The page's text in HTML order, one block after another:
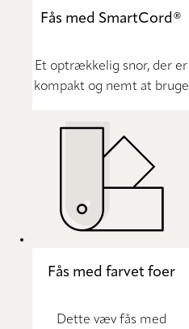
Fås med SmartCord®
Et optrækkelig snor, der er
kompakt og nemt at bruge
Fås med farvet foer
Dette væv fås med